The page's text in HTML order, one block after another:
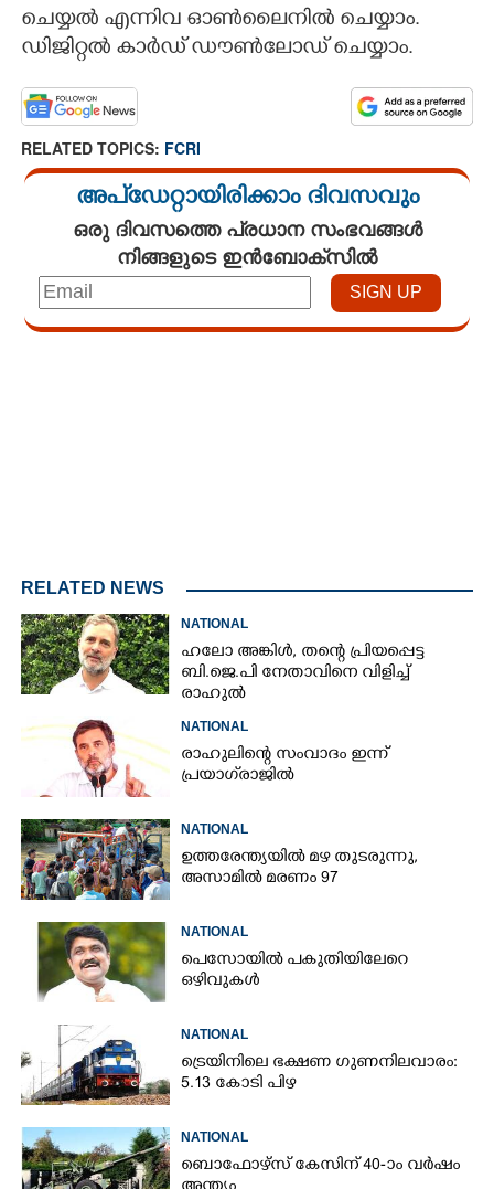
ചെയ്യൽ എന്നിവ ഓൺലൈനിൽ ചെയ്യാം.
ഡിജിറ്റൽ കാർഡ് ഡൗൺലോഡ് ചെയ്യാം.
RELATED TOPICS: FCRI
അപ്ഡേറ്റായിരിക്കാം ദിവസവും
ഒരു ദിവസത്തെ പ്രധാന സംഭവങ്ങൾ
നിങ്ങളുടെ ഇൻബോക്സിൽ
RELATED NEWS
NATIONAL
ഹലോ അങ്കിൾ,​ തന്റെ പ്രിയപ്പെട്ട
ബി.ജെ.പി നേതാവിനെ വിളിച്ച്
രാഹുൽ
NATIONAL
രാഹുലിന്റെ സംവാദം ഇന്ന്
പ്രയാഗ്‌രാജിൽ
NATIONAL
ഉത്തരേന്ത്യയിൽ മഴ തുടരുന്നു,​
അസാമിൽ മരണം 97
NATIONAL
പെസോയിൽ പകുതിയിലേറെ
ഒഴിവുകൾ
NATIONAL
ട്രെയിനിലെ ഭക്ഷണ ഗുണനിലവാരം:
5.13 കോടി പിഴ
NATIONAL
ബൊഫോഴ്സ് കേസിന് 40-ാം വ‌ർഷം